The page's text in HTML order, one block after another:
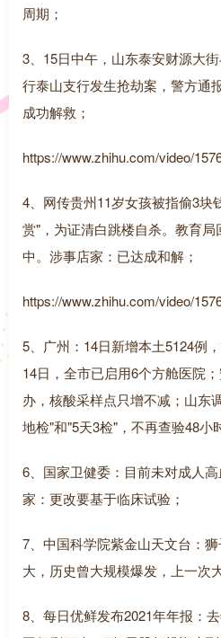
周期；
3、15日中午，山东泰安财源大
行泰山支行发生抢劫案，警方通
成功解救；
https://www.zhihu.com/video/
4、网传贵州11岁女孩被指偷3块
赏"，为证清白跳楼自杀。教育
中。涉事店家：已达成和解；
https://www.zhihu.com/video/
5、广州：14日新增本土5124例
14日，全市已启用6个方舱医院
办，核酸采样点只增不减；山东
地检"和"5天3检"，不再查验48小
6、国家卫健委：目前未对成人
家：更改要基于临床试验；
7、中国科学院紫金山天文台：
大，历史曾大规模爆发，上一次
8、每日优鲜发布2021年年报：